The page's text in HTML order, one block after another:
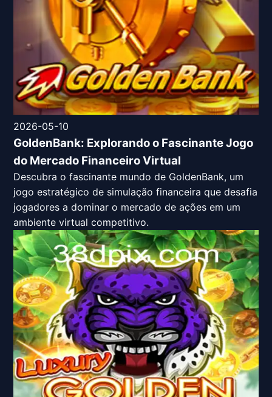
2026-05-10
GoldenBank: Explorando o Fascinante Jogo
do Mercado Financeiro Virtual
Descubra o fascinante mundo de GoldenBank, um
jogo estratégico de simulação financeira que desafia
jogadores a dominar o mercado de ações em um
ambiente virtual competitivo.